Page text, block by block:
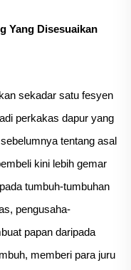
Yang Disesuaikan
sekadar satu fesyen
perkakas dapur yang
tentang asal
kini lebih gemar
tumbuh-tumbuhan
pengusaha-
papan daripada
memberi para juru